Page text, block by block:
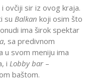
ovčiji sir iz ovog kraja.
su Balkan koji osim što
ima širok spektar
, sa predivnom
u svom meniju ima
i Lobby bar–
baštom.